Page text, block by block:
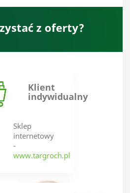
z oferty?
Klient
indywidualny
Sklep
internetowy
-
www.targroch.pl